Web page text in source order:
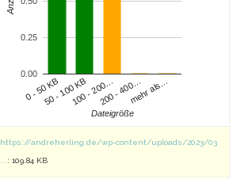
0 - 50 KB50 - 100 KB100 - 200…200 - 400…mehr als…
0.00
0.25
Dateigröße
https://andreherling.de/wp-content/uploads/2023/03
: 109.84 KB